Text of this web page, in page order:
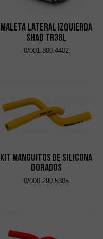
Maleta Lateral Izquierda
Shad TR36L
0/001.800.4402
Kit Manguitos de Silicona
Dorados
0/000.290.5305